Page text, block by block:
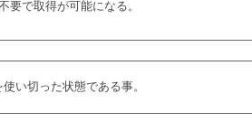
要で取得が可能になる。
い切った状態である事。